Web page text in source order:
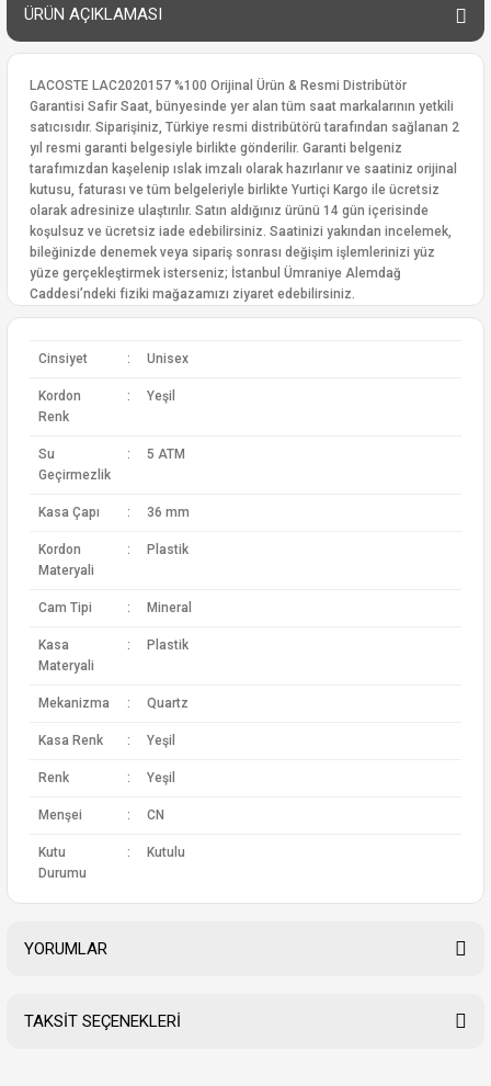
ÜRÜN AÇIKLAMASI
LACOSTE LAC2020157 %100 Orijinal Ürün & Resmi Distribütör
Garantisi Safir Saat, bünyesinde yer alan tüm saat markalarının yetkili
satıcısıdır. Siparişiniz, Türkiye resmi distribütörü tarafından sağlanan 2
yıl resmi garanti belgesiyle birlikte gönderilir. Garanti belgeniz
tarafımızdan kaşelenip ıslak imzalı olarak hazırlanır ve saatiniz orijinal
kutusu, faturası ve tüm belgeleriyle birlikte Yurtiçi Kargo ile ücretsiz
olarak adresinize ulaştırılır. Satın aldığınız ürünü 14 gün içerisinde
koşulsuz ve ücretsiz iade edebilirsiniz. Saatinizi yakından incelemek,
bileğinizde denemek veya sipariş sonrası değişim işlemlerinizi yüz
yüze gerçekleştirmek isterseniz; İstanbul Ümraniye Alemdağ
Caddesi’ndeki fiziki mağazamızı ziyaret edebilirsiniz.
Cinsiyet : Unisex
Kordon
Renk
: Yeşil
Su
Geçirmezlik
: 5 ATM
Kasa Çapı : 36 mm
Kordon
Materyali
: Plastik
Cam Tipi : Mineral
Kasa
Materyali
: Plastik
Mekanizma : Quartz
Kasa Renk : Yeşil
Renk : Yeşil
Menşei : CN
Kutu
Durumu
: Kutulu
YORUMLAR
TAKSİT SEÇENEKLERİ